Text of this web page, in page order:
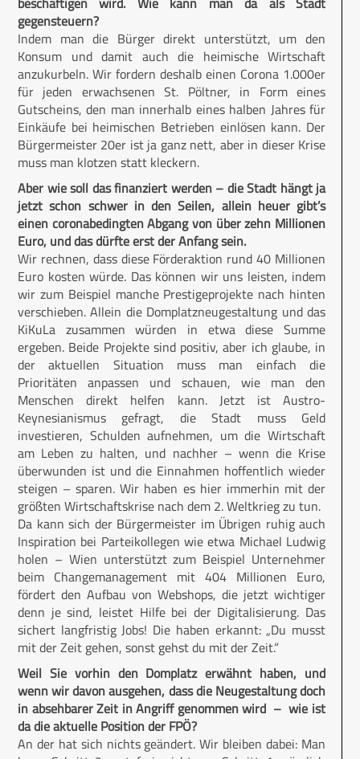
gegensteuern?
Indem man die Bürger direkt unterstützt, um den
Konsum und damit auch die heimische Wirtschaft
anzukurbeln. Wir fordern deshalb einen Corona 1.000er
für jeden erwachsenen St. Pöltner, in Form eines
Gutscheins, den man innerhalb eines halben Jahres für
Einkäufe bei heimischen Betrieben einlösen kann. Der
Bürgermeister 20er ist ja ganz nett, aber in dieser Krise
muss man klotzen statt kleckern.
Aber wie soll das finanziert werden – die Stadt hängt ja
jetzt schon schwer in den Seilen, allein heuer gibt’s
einen coronabedingten Abgang von über zehn Millionen
Euro, und das dürfte erst der Anfang sein.
Wir rechnen, dass diese Förderaktion rund 40 Millionen
Euro kosten würde. Das können wir uns leisten, indem
wir zum Beispiel manche Prestigeprojekte nach hinten
verschieben. Allein die Domplatzneugestaltung und das
KiKuLa zusammen würden in etwa diese Summe
ergeben. Beide Projekte sind positiv, aber ich glaube, in
der aktuellen Situation muss man einfach die
Prioritäten anpassen und schauen, wie man den
Menschen direkt helfen kann. Jetzt ist Austro-
Keynesianismus gefragt, die Stadt muss Geld
investieren, Schulden aufnehmen, um die Wirtschaft
am Leben zu halten, und nachher – wenn die Krise
überwunden ist und die Einnahmen hoffentlich wieder
steigen – sparen. Wir haben es hier immerhin mit der
größten Wirtschaftskrise nach dem 2. Weltkrieg zu tun.
Da kann sich der Bürgermeister im Übrigen ruhig auch
Inspiration bei Parteikollegen wie etwa Michael Ludwig
holen – Wien unterstützt zum Beispiel Unternehmer
beim Changemanagement mit 404 Millionen Euro,
fördert den Aufbau von Webshops, die jetzt wichtiger
denn je sind, leistet Hilfe bei der Digitalisierung. Das
sichert langfristig Jobs! Die haben erkannt: „Du musst
mit der Zeit gehen, sonst gehst du mit der Zeit.“
Weil Sie vorhin den Domplatz erwähnt haben, und
wenn wir davon ausgehen, dass die Neugestaltung doch
in absehbarer Zeit in Angriff genommen wird – wie ist
da die aktuelle Position der FPÖ?
An der hat sich nichts geändert. Wir bleiben dabei: Man